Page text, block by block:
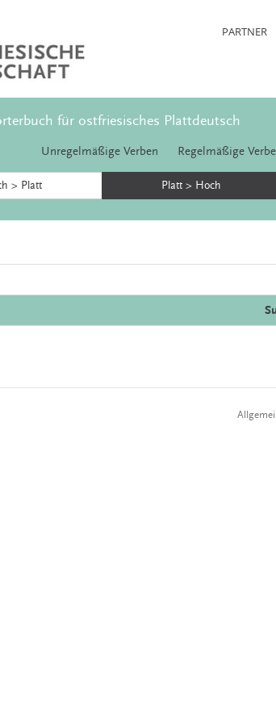
PARTNER
für ostfriesisches Plattdeutsch
Unregelmäßige Verben Regelmäßige
> Platt Platt > Hoch